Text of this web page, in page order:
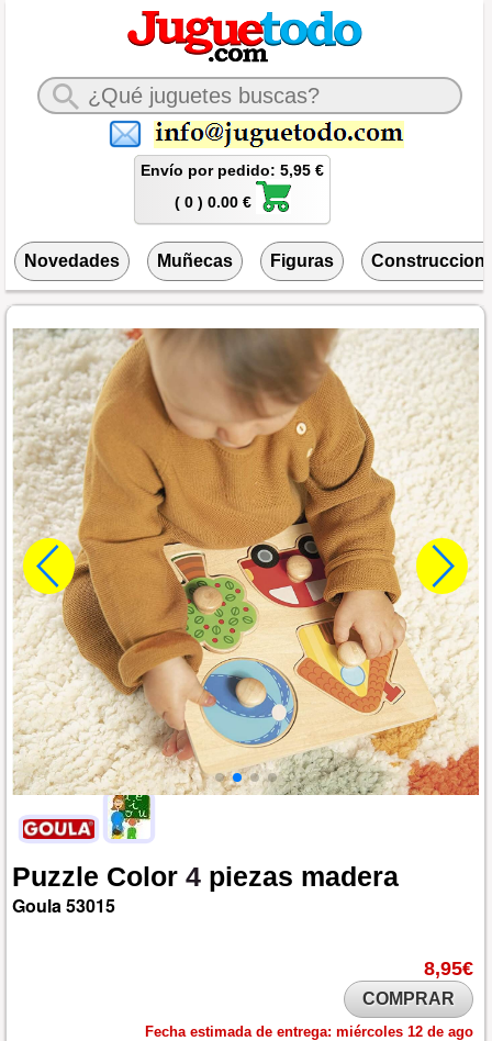
Envío por pedido: 5,95 €
( 0 ) 0.00 €
Novedades Muñecas Figuras
Puzzle Color 4 piezas madera
Goula53015
8,95€
COMPRAR
Fecha estimada de entrega: miércoles 12 de ago